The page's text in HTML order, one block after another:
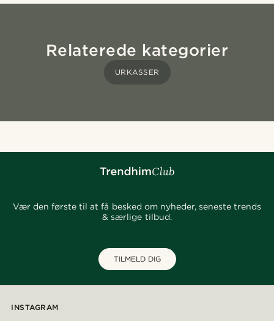
Relaterede kategorier
URKASSER
Vær den første til at få besked om nyheder, seneste trends
& særlige tilbud.
TILMELD DIG
INSTAGRAM